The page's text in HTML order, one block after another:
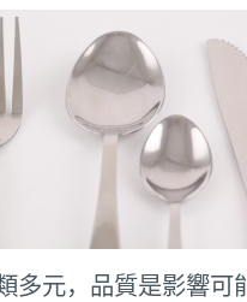
多元，品質是影響可